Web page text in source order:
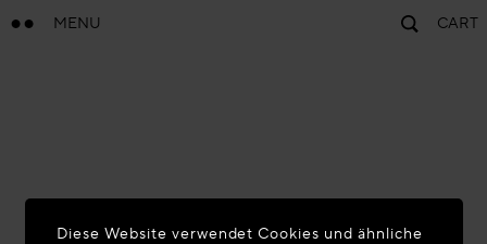
MENU CART
Diese Website verwendet Cookies und ähnliche